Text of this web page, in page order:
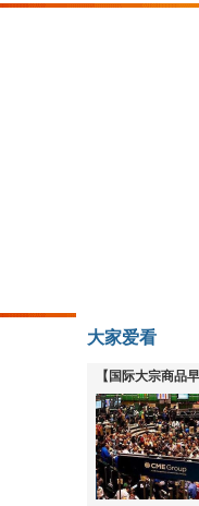
大家爱看
【国际大宗商品
下跌